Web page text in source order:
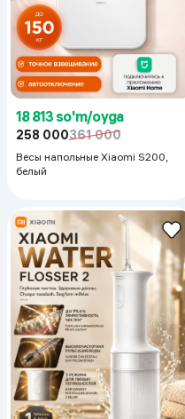
18 813 so'm/oyga
258 000361 000
Весы напольные Xiaomi S200,
белый